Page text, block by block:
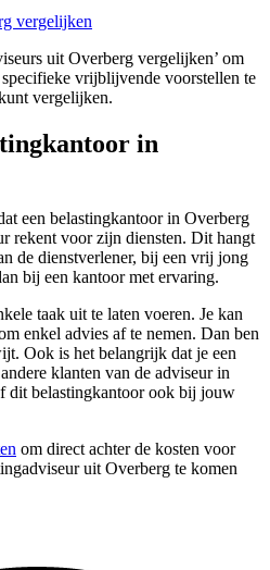
vergelijken
uit Overberg vergelijken’ om
vrijblijvende voorstellen te
vergelijken.
in
een belastingkantoor in Overberg
rekent voor zijn diensten. Dit hangt
de dienstverlener, bij een vrij jong
bij een kantoor met ervaring.
taak uit te laten voeren. Je kan
enkel advies af te nemen. Dan ben
Ook is het belangrijk dat je een
klanten van de adviseur in
dit belastingkantoor ook bij jouw
om direct achter de kosten voor
uit Overberg te komen